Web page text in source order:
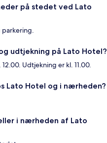
på stedet ved Lato
parkering.
udtjekning på Lato Hotel?
Udtjekning er kl. 11.00.
Lato Hotel og i nærheden?
i nærheden af Lato